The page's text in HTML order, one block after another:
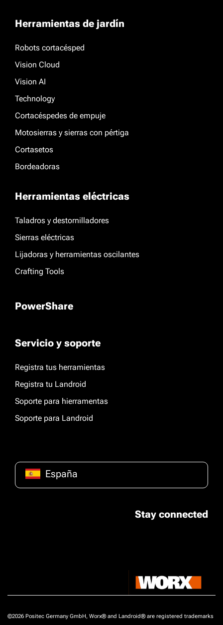
Herramientas de jardín
Robots cortacésped
Vision Cloud
Vision AI
Technology
Cortacéspedes de empuje
Motosierras y sierras con pértiga
Cortasetos
Bordeadoras
Herramientas eléctricas
Taladros y destornilladores
Sierras eléctricas
Lijadoras y herramientas oscilantes
Crafting Tools
PowerShare
Servicio y soporte
Registra tus herramientas
Registra tu Landroid
Soporte para hierramentas
Soporte para Landroid
España
Stay connected
©2026 Positec Germany GmbH, Worx® and Landroid® are registered trademarks